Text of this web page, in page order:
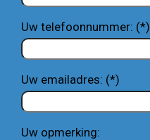
Uw telefoonnummer: (*)
Uw emailadres: (*)
Uw opmerking: